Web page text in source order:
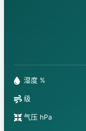
湿度 %
级
气压 hPa